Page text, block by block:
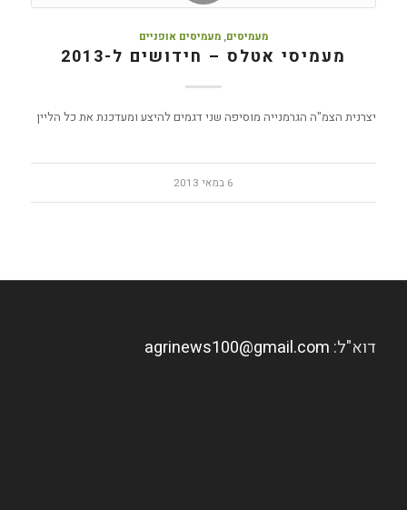
מעמיסים, מעמיסים אופניים
מעמיסי אטלס – חידושים ל-2013
יצרנית הצמ"ה הגרמנייה מוסיפה שני דגמים להיצע ומעדכנת את כל הליין
6 במאי 2013
דוא"ל: agrinews100@gmail.com